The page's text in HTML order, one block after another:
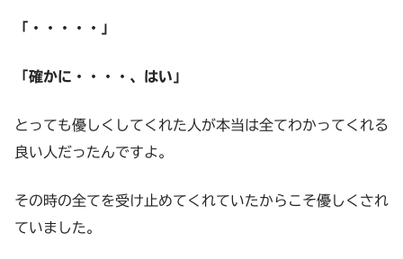
「・・・・・」
「確かに・・・・、はい」
とっても優しくしてくれた人が本当は全てわかってくれる
良い人だったんですよ。
その時の全てを受け止めてくれていたからこそ優しくされ
ていました。